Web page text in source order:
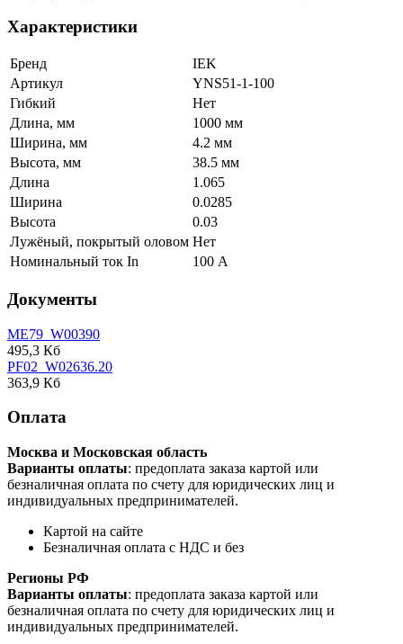
Характеристики
Бренд
IEK
Артикул
YNS51-1-100
Гибкий
Нет
Длина, мм
1000 мм
Ширина, мм
4.2 мм
Высота, мм
38.5 мм
Длина
1.065
Ширина
0.0285
Высота
0.03
Лужёный, покрытый оловом Нет
Номинальный ток In
100 А
Документы
ME79_W00390
495,3 Кб
PF02_W02636.20
363,9 Кб
Оплата
Москва и Московская область
Варианты оплаты: предоплата заказа картой или
безналичная оплата по счету для юридических лиц и
индивидуальных предпринимателей.
Картой на сайте
Безналичная оплата с НДС и без
Регионы РФ
Варианты оплаты: предоплата заказа картой или
безналичная оплата по счету для юридических лиц и
индивидуальных предпринимателей.